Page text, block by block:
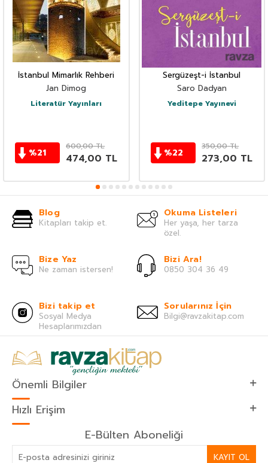
İstanbul Mimarlık Rehberi
Jan Dimog
Literatür Yayınları
%21
600,00TL
474,00 TL
Sergüzeşt-i İstanbul
Saro Dadyan
Yeditepe Yayınevi
%22
350,00TL
273,00 TL
Blog
Kitapları takip et.
Okuma Listeleri
Her yaşa, her tarza
özel.
Bize Yaz
Ne zaman istersen!
Bizi Ara!
0850 304 36 49
Bizi takip et
Sosyal Medya
Hesaplarımızdan
Sorularınız İçin
Bilgi@ravzakitap.com
Önemli Bilgiler
Hızlı Erişim
E-Bülten Aboneliği
KAYIT OL